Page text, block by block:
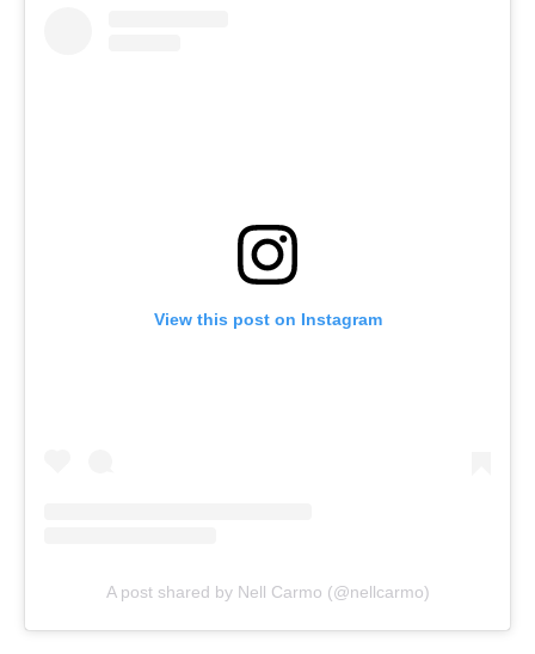
View this post on Instagram
A post shared by Nell Carmo (@nellcarmo)